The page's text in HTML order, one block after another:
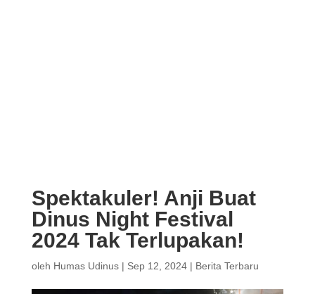
Spektakuler! Anji Buat
Dinus Night Festival
2024 Tak Terlupakan!
oleh Humas Udinus| Sep 12, 2024| Berita Terbaru